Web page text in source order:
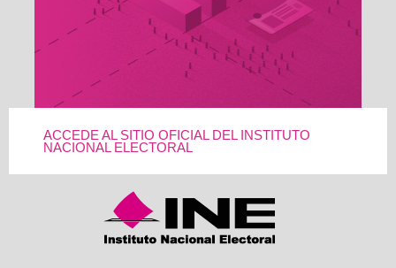
ACCEDE AL SITIO OFICIAL DEL INSTITUTO
NACIONAL ELECTORAL